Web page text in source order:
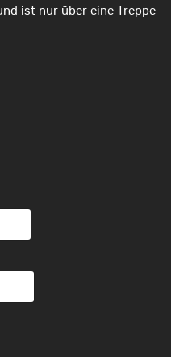
ist nur über eine Treppe